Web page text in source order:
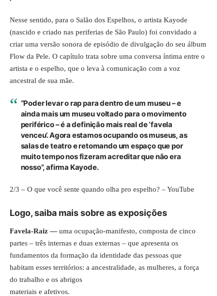
Nesse sentido, para o Salão dos Espelhos, o artista Kayode
(nascido e criado nas periferias de São Paulo) foi convidado a
criar uma versão sonora de episódio de divulgação do seu álbum
Flow da Pele. O capítulo trata sobre uma conversa íntima entre o
artista e o espelho, que o leva à comunicação com a voz
ancestral de sua mãe.
“Poder levar o rap para dentro de um museu – e
ainda mais um museu voltado para o movimento
periférico – é a definição mais real de ‘favela
venceu’. Agora estamos ocupando os museus, as
salas de teatro e retomando um espaço que por
muito tempo nos fizeram acreditar que não era
nosso”, afirma Kayode.
2/3 – O que você sente quando olha pro espelho? – YouTube
Logo, saiba mais sobre as exposições
Favela-Raiz —uma ocupação-manifesto, composta de cinco
partes – três internas e duas externas – que apresenta os
fundamentos da formação da identidade das pessoas que
habitam esses territórios: a ancestralidade, as mulheres, a força
do trabalho e os abrigos
materiais e afetivos.